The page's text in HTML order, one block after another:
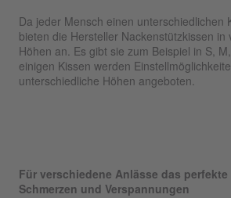
Da jeder Mensch einen unterschiedlichen
bieten die Hersteller Nackenstützkissen in
Höhen an. Es gibt sie zum Beispiel in S,
einigen Kissen werden
unterschiedliche Höhen angeboten.
Für verschiedene Anlässe das
Schmerzen und Verspannungen